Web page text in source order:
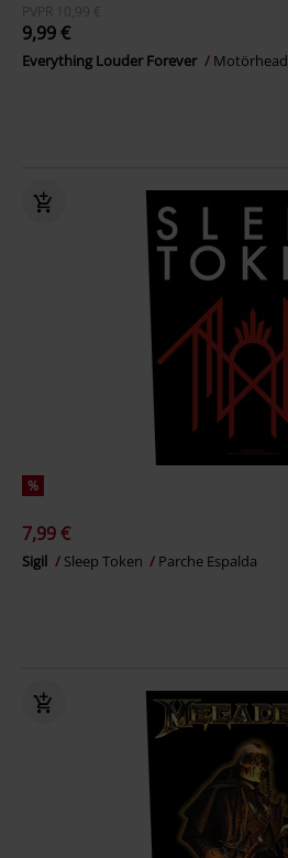
PVPR 10,99 €
9,99 €
Everything Louder Forever Motörhead
%
7,99 €
Sigil Sleep Token Parche Espalda